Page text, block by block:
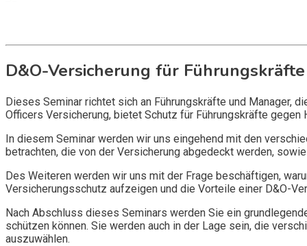
D&O-Versicherung für
Dieses Seminar richtet sich an Führungskräfte und Manager,
Officers Versicherung, bietet Schutz für Führungskräfte
In diesem Seminar werden wir uns eingehend mit den
betrachten, die von der Versicherung abgedeckt werden,
Des Weiteren werden wir uns mit der Frage beschäftigen,
Versicherungsschutz aufzeigen und die Vorteile einer D&O-
Nach Abschluss dieses Seminars werden Sie ein
schützen können. Sie werden auch in der Lage sein, die
auszuwählen.